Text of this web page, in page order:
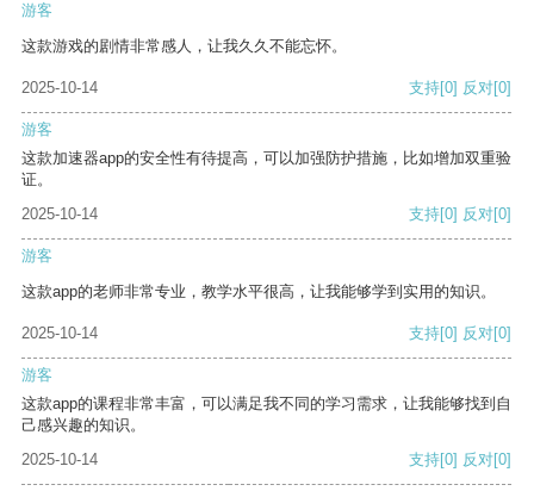
游客
这款游戏的剧情非常感人，让我久久不能忘怀。
2025-10-14 支持[0] 反对[0]
游客
这款加速器app的安全性有待提高，可以加强防护措施，比如增加双重验
证。
2025-10-14
支持[0] 反对[0]
游客
这款app的老师非常专业，教学水平很高，让我能够学到实用的知识。
2025-10-14 支持[0] 反对[0]
游客
这款app的课程非常丰富，可以满足我不同的学习需求，让我能够找到自
己感兴趣的知识。
2025-10-14
支持[0] 反对[0]